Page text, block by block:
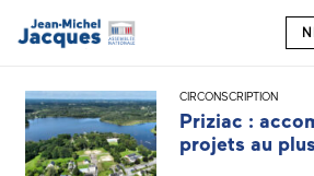
CIRCONSCRIPTION
Priziac :
projets au